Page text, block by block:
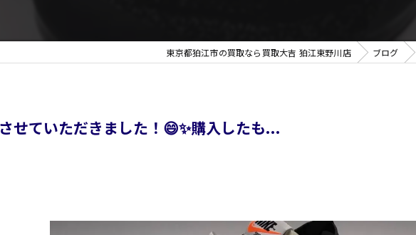
東京都狛江市の買取なら買取大吉 狛江東野川店 ブログ
せていただきました！😄✨購入したも...